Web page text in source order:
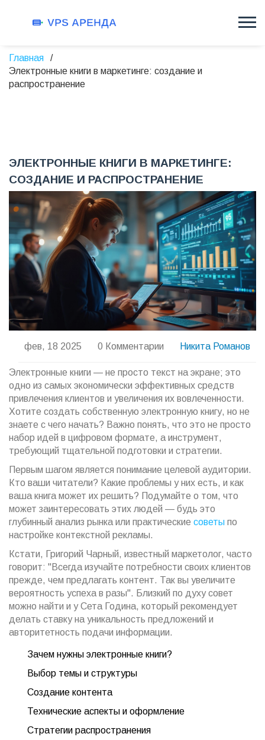
Главная
Электронные книги в маркетинге: создание и
распространение
ЭЛЕКТРОННЫЕ КНИГИ В МАРКЕТИНГЕ:
СОЗДАНИЕ И РАСПРОСТРАНЕНИЕ
фев, 18 2025 0 Комментарии Никита Романов
Электронные книги — не просто текст на экране; это
одно из самых экономически эффективных средств
привлечения клиентов и увеличения их вовлеченности.
Хотите создать собственную электронную книгу, но не
знаете с чего начать? Важно понять, что это не просто
набор идей в цифровом формате, а инструмент,
требующий тщательной подготовки и стратегии.
Первым шагом является понимание целевой аудитории.
Кто ваши читатели? Какие проблемы у них есть, и как
ваша книга может их решить? Подумайте о том, что
может заинтересовать этих людей — будь это
глубинный анализ рынка или практические советы по
настройке контекстной рекламы.
Кстати, Григорий Чарный, известный маркетолог, часто
говорит: "Всегда изучайте потребности своих клиентов
прежде, чем предлагать контент. Так вы увеличите
вероятность успеха в разы". Близкий по духу совет
можно найти и у Сета Година, который рекомендует
делать ставку на уникальность предложений и
авторитетность подачи информации.
Зачем нужны электронные книги?
Выбор темы и структуры
Создание контента
Технические аспекты и оформление
Стратегии распространения